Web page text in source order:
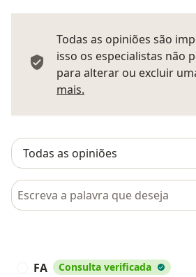
Todas as opiniões são
isso os especialistas não
para alterar ou excluir
mais.
Pesquisar em opiniões
FA Consulta verificada